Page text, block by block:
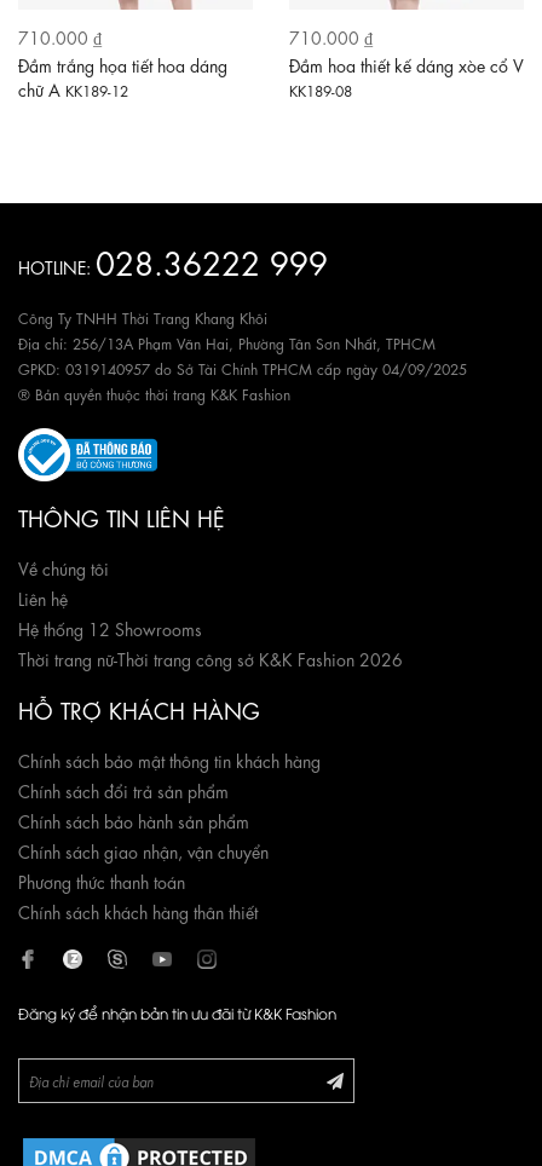
710.000 ₫
Đầm trắng họa tiết hoa dáng
chữ A KK189-12
710.000 ₫
Đầm hoa thiết kế dáng xòe cổ V
KK189-08
HOTLINE: 028.36222 999
Công Ty TNHH Thời Trang Khang Khôi
Địa chỉ: 256/13A Phạm Văn Hai, Phường Tân Sơn Nhất, TPHCM
GPKD: 0319140957 do Sở Tài Chính TPHCM cấp ngày 04/09/2025
® Bản quyền thuộc thời trang K&K Fashion
THÔNG TIN LIÊN HỆ
Về chúng tôi
Liên hệ
Hệ thống 12 Showrooms
Thời trang nữ-Thời trang công sở K&K Fashion 2026
HỖ TRỢ KHÁCH HÀNG
Chính sách bảo mật thông tin khách hàng
Chính sách đổi trả sản phẩm
Chính sách bảo hành sản phẩm
Chính sách giao nhận, vận chuyển
Phương thức thanh toán
Chính sách khách hàng thân thiết
Đăng ký để nhận bản tin ưu đãi từ K&K Fashion